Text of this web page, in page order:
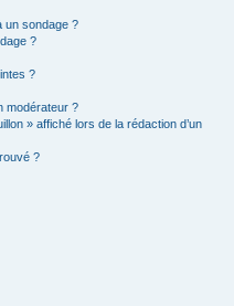
un sondage ?
?
?
modérateur ?
» affiché lors de la rédaction d’un
?